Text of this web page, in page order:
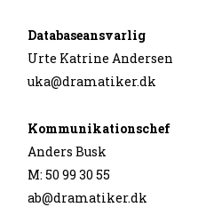
Databaseansvarlig
Urte Katrine Andersen
uka@dramatiker.dk
Kommunikationschef
Anders Busk
M: 50 99 30 55
ab@dramatiker.dk